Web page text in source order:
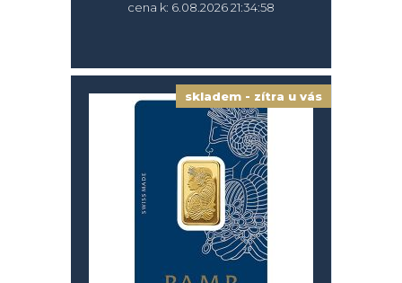
cena k: 6.08.2026 21:34:58
skladem - zítra u vás